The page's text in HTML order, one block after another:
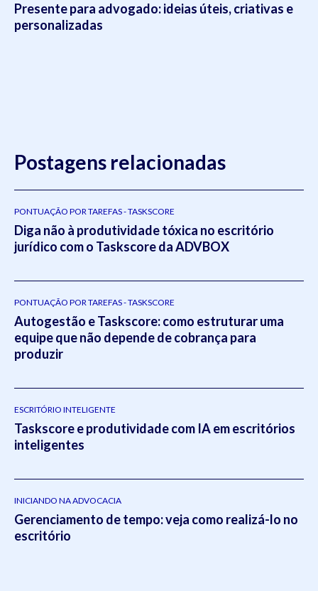
Presente para advogado: ideias úteis, criativas e
personalizadas
Postagens relacionadas
PONTUAÇÃO POR TAREFAS - TASKSCORE
Diga não à produtividade tóxica no escritório
jurídico com o Taskscore da ADVBOX
PONTUAÇÃO POR TAREFAS - TASKSCORE
Autogestão e Taskscore: como estruturar uma
equipe que não depende de cobrança para
produzir
ESCRITÓRIO INTELIGENTE
Taskscore e produtividade com IA em escritórios
inteligentes
INICIANDO NA ADVOCACIA
Gerenciamento de tempo: veja como realizá-lo no
escritório